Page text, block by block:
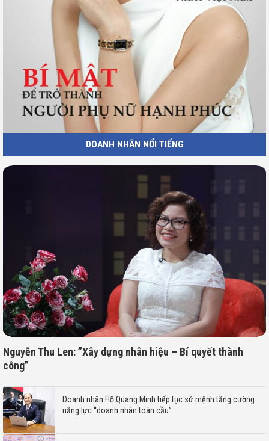
DOANH NHÂN NỔI TIẾNG
Nguyễn Thu Len: ”Xây dựng nhân hiệu – Bí quyết thành
công”
Doanh nhân Hồ Quang Minh tiếp tục sứ mệnh tăng cường
năng lực “doanh nhân toàn cầu”